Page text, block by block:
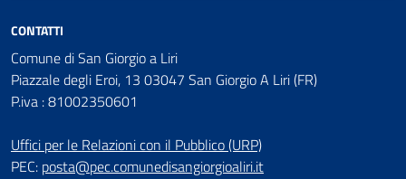
CONTATTI
Comune di San Giorgio a Liri
Piazzale degli Eroi, 13 03047 San Giorgio A Liri (FR)
P.iva : 81002350601
Uffici per le Relazioni con il Pubblico (URP)
PEC: posta@pec.comunedisangiorgioaliri.it